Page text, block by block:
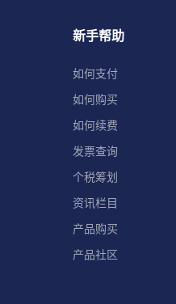
新手帮助
如何支付
如何购买
如何续费
发票查询
个税筹划
资讯栏目
产品购买
产品社区